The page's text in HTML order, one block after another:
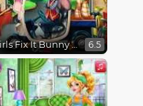
Girls Fix It Bunny Car 6.5